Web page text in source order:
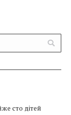
сто дітей